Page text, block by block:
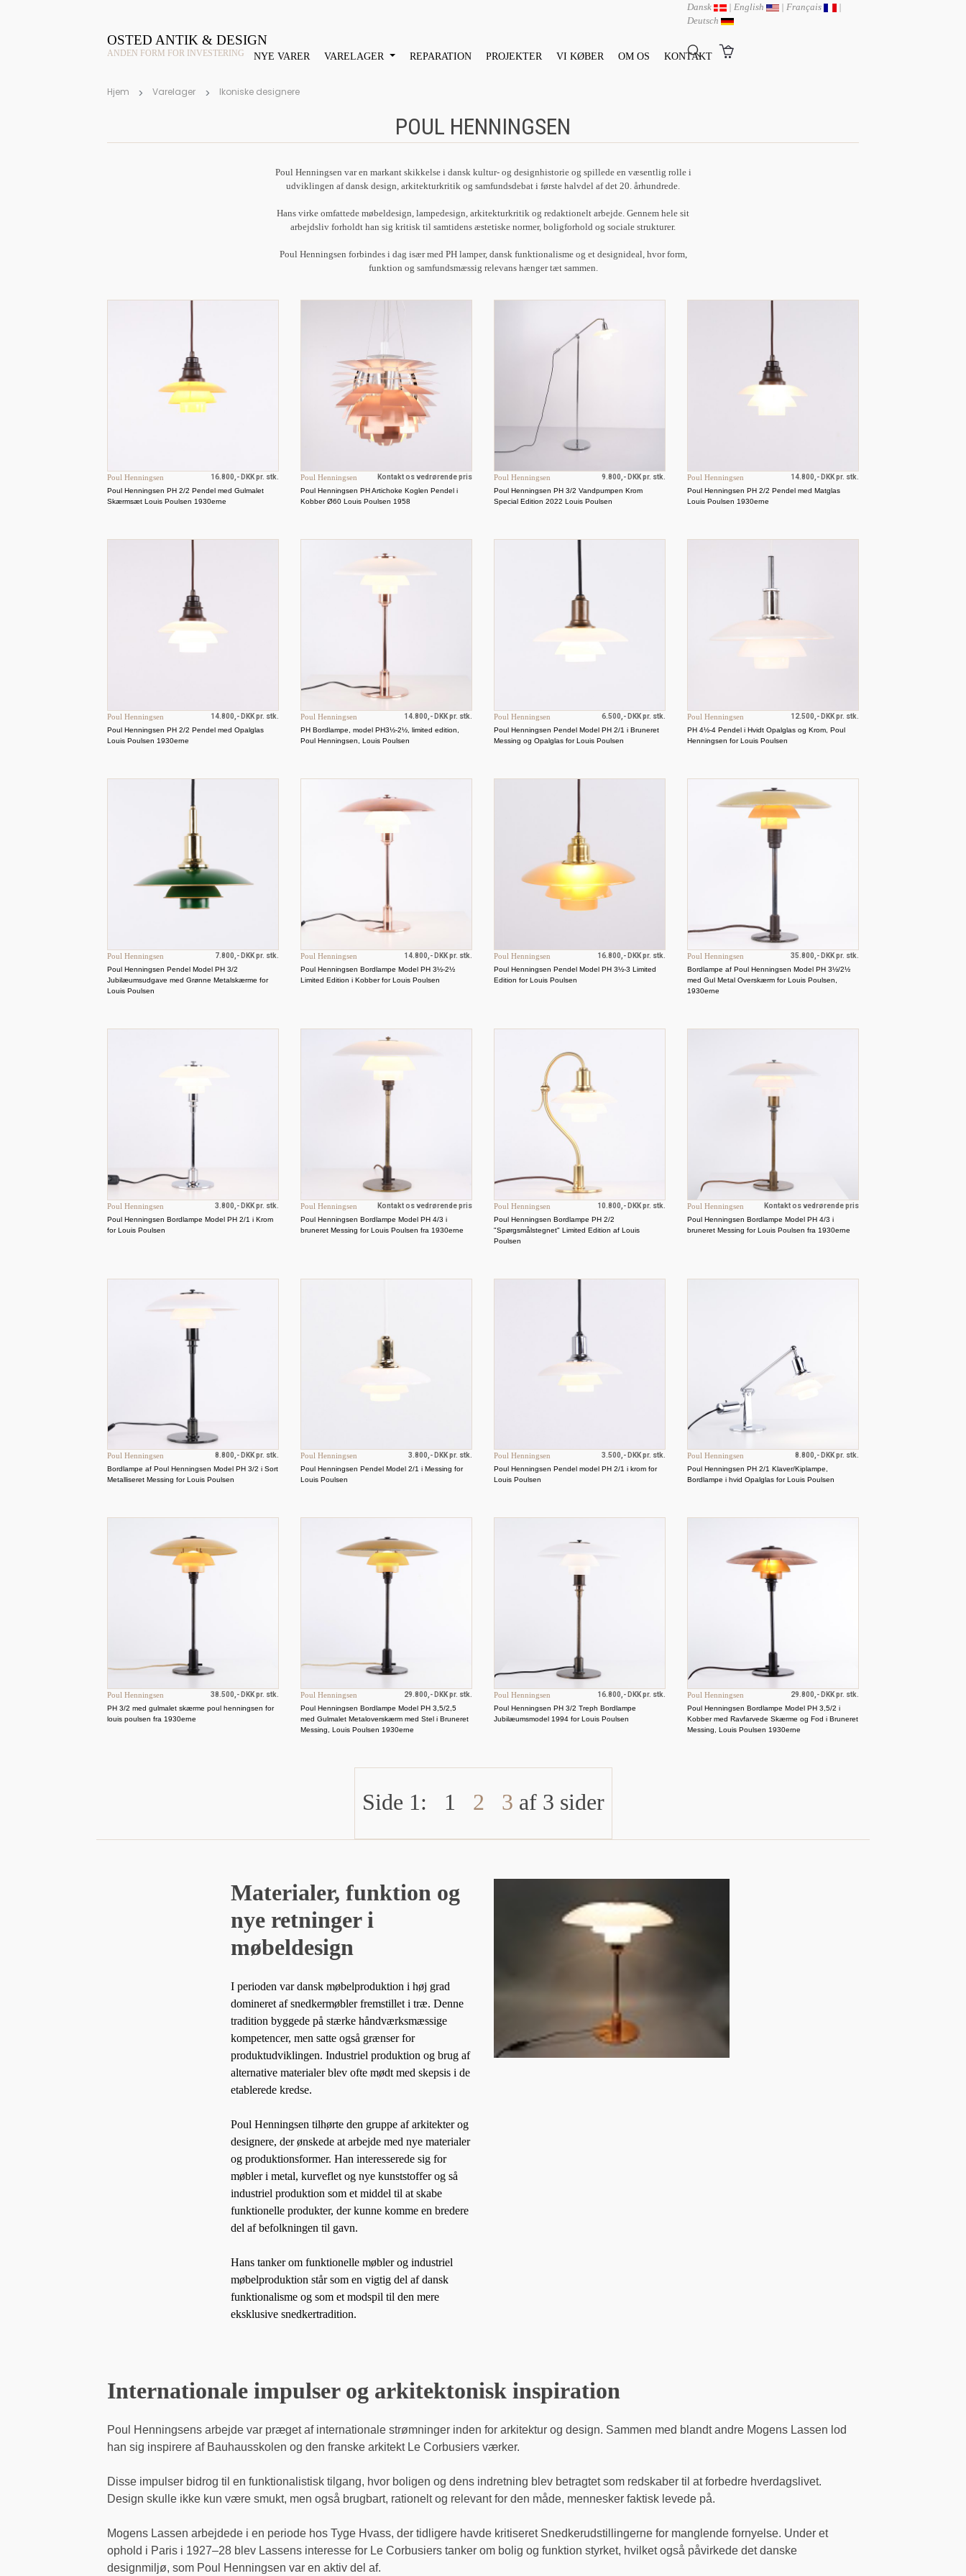
OSTED ANTIK & DESIGN
ANDEN FORM FOR INVESTERING NYE VARER VARELAGER REPARATION PROJEKTER VI KØBER OM OS KONTAKT
Dansk | English | Français
|
Deutsch
Hjem Varelager Ikoniske designere
POUL HENNINGSEN
Poul Henningsen var en markant skikkelse i dansk kultur- og designhistorie og spillede en væsentlig rolle i
udviklingen af dansk design, arkitekturkritik og samfundsdebat i første halvdel af det 20. århundrede.
Hans virke omfattede møbeldesign, lampedesign, arkitekturkritik og redaktionelt arbejde. Gennem hele sit
arbejdsliv forholdt han sig kritisk til samtidens æstetiske normer, boligforhold og sociale strukturer.
Poul Henningsen forbindes i dag især med PH lamper, dansk funktionalisme og et designideal, hvor form,
funktion og samfundsmæssig relevans hænger tæt sammen.
Poul Henningsen
16.800,- DKK pr. stk.
Poul Henningsen PH 2/2 Pendel med Gulmalet
Skærmsæt Louis Poulsen 1930erne
Poul Henningsen
Kontakt os vedrørende pris
Poul Henningsen PH Artichoke Koglen Pendel i
Kobber Ø60 Louis Poulsen 1958
Poul Henningsen
9.800,- DKK pr. stk.
Poul Henningsen PH 3/2 Vandpumpen Krom
Special Edition 2022 Louis Poulsen
Poul Henningsen
14.800,- DKK pr. stk.
Poul Henningsen PH 2/2 Pendel med Matglas
Louis Poulsen 1930erne
Poul Henningsen
14.800,- DKK pr. stk.
Poul Henningsen PH 2/2 Pendel med Opalglas
Louis Poulsen 1930erne
Poul Henningsen
14.800,- DKK pr. stk.
PH Bordlampe, model PH3½-2½, limited edition,
Poul Henningsen, Louis Poulsen
Poul Henningsen
6.500,- DKK pr. stk.
Poul Henningsen Pendel Model PH 2/1 i Bruneret
Messing og Opalglas for Louis Poulsen
Poul Henningsen
12.500,- DKK pr. stk.
PH 4½-4 Pendel i Hvidt Opalglas og Krom, Poul
Henningsen for Louis Poulsen
Poul Henningsen
7.800,- DKK pr. stk.
Poul Henningsen Pendel Model PH 3/2
Jubilæumsudgave med Grønne Metalskærme for
Louis Poulsen
Poul Henningsen
14.800,- DKK pr. stk.
Poul Henningsen Bordlampe Model PH 3½-2½
Limited Edition i Kobber for Louis Poulsen
Poul Henningsen
16.800,- DKK pr. stk.
Poul Henningsen Pendel Model PH 3½-3 Limited
Edition for Louis Poulsen
Poul Henningsen
35.800,- DKK pr. stk.
Bordlampe af Poul Henningsen Model PH 3½/2½
med Gul Metal Overskærm for Louis Poulsen,
1930erne
Poul Henningsen
3.800,- DKK pr. stk.
Poul Henningsen Bordlampe Model PH 2/1 i Krom
for Louis Poulsen
Poul Henningsen
Kontakt os vedrørende pris
Poul Henningsen Bordlampe Model PH 4/3 i
bruneret Messing for Louis Poulsen fra 1930erne
Poul Henningsen
10.800,- DKK pr. stk.
Poul Henningsen Bordlampe PH 2/2
"Spørgsmålstegnet" Limited Edition af Louis
Poulsen
Poul Henningsen
Kontakt os vedrørende pris
Poul Henningsen Bordlampe Model PH 4/3 i
bruneret Messing for Louis Poulsen fra 1930erne
Poul Henningsen
8.800,- DKK pr. stk.
Bordlampe af Poul Henningsen Model PH 3/2 i Sort
Metalliseret Messing for Louis Poulsen
Poul Henningsen
3.800,- DKK pr. stk.
Poul Henningsen Pendel Model 2/1 i Messing for
Louis Poulsen
Poul Henningsen
3.500,- DKK pr. stk.
Poul Henningsen Pendel model PH 2/1 i krom for
Louis Poulsen
Poul Henningsen
8.800,- DKK pr. stk.
Poul Henningsen PH 2/1 Klaver/Kiplampe,
Bordlampe i hvid Opalglas for Louis Poulsen
Poul Henningsen
38.500,- DKK pr. stk.
PH 3/2 med gulmalet skærme poul henningsen for
louis poulsen fra 1930erne
Poul Henningsen
29.800,- DKK pr. stk.
Poul Henningsen Bordlampe Model PH 3,5/2,5
med Gulmalet Metaloverskærm med Stel i Bruneret
Messing, Louis Poulsen 1930erne
Poul Henningsen
16.800,- DKK pr. stk.
Poul Henningsen PH 3/2 Treph Bordlampe
Jubilæumsmodel 1994 for Louis Poulsen
Poul Henningsen
29.800,- DKK pr. stk.
Poul Henningsen Bordlampe Model PH 3,5/2 i
Kobber med Ravfarvede Skærme og Fod i Bruneret
Messing, Louis Poulsen 1930erne
Side 1: 1 2 3 af 3 sider
Materialer, funktion og
nye retninger i
møbeldesign
I perioden var dansk møbelproduktion i høj grad
domineret af snedkermøbler fremstillet i træ. Denne
tradition byggede på stærke håndværksmæssige
kompetencer, men satte også grænser for
produktudviklingen. Industriel produktion og brug af
alternative materialer blev ofte mødt med skepsis i de
etablerede kredse.
Poul Henningsen tilhørte den gruppe af arkitekter og
designere, der ønskede at arbejde med nye materialer
og produktionsformer. Han interesserede sig for
møbler i metal, kurveflet og nye kunststoffer og så
industriel produktion som et middel til at skabe
funktionelle produkter, der kunne komme en bredere
del af befolkningen til gavn.
Hans tanker om funktionelle møbler og industriel
møbelproduktion står som en vigtig del af dansk
funktionalisme og som et modspil til den mere
eksklusive snedkertradition.
Internationale impulser og arkitektonisk inspiration
Poul Henningsens arbejde var præget af internationale strømninger inden for arkitektur og design. Sammen med blandt andre Mogens Lassen lod
han sig inspirere af Bauhausskolen og den franske arkitekt Le Corbusiers værker.
Disse impulser bidrog til en funktionalistisk tilgang, hvor boligen og dens indretning blev betragtet som redskaber til at forbedre hverdagslivet.
Design skulle ikke kun være smukt, men også brugbart, rationelt og relevant for den måde, mennesker faktisk levede på.
Mogens Lassen arbejdede i en periode hos Tyge Hvass, der tidligere havde kritiseret Snedkerudstillingerne for manglende fornyelse. Under et
ophold i Paris i 1927–28 blev Lassens interesse for Le Corbusiers tanker om bolig og funktion styrket, hvilket også påvirkede det danske
designmiljø, som Poul Henningsen var en aktiv del af.